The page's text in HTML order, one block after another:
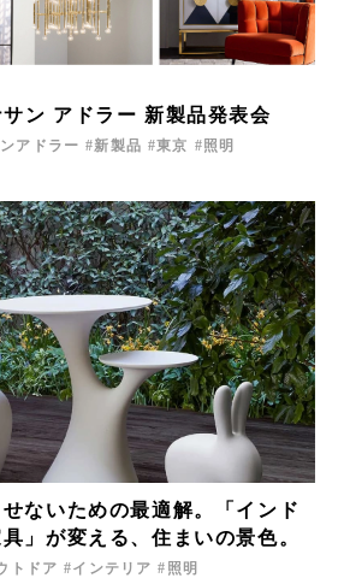
ン アドラー 新製品発表会
アドラー 新製品 東京 照明
ないための最適解。「インド
」が変える、住まいの景色。
トドア インテリア 照明